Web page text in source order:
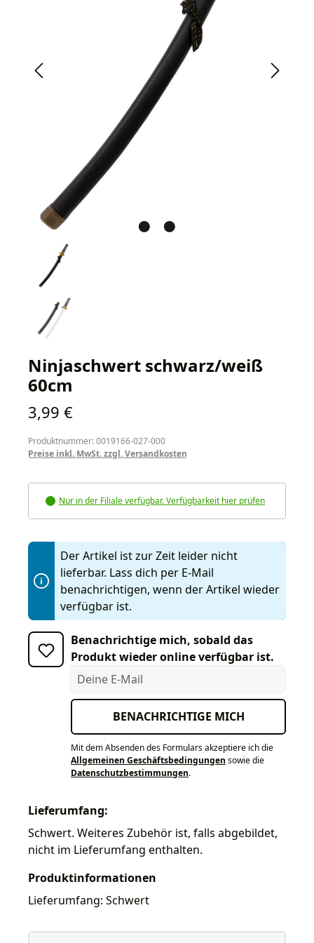
Ninjaschwert schwarz/weiß
60cm
Regulärer Preis:
3,99 €
Produktnummer: 0019166-027-000
Preise inkl. MwSt. zzgl. Versandkosten
Nur in der Filiale verfügbar. Verfügbarkeit hier prüfen
Der Artikel ist zur Zeit leider nicht
lieferbar. Lass dich per E-Mail
benachrichtigen, wenn der Artikel wieder
verfügbar ist.
Benachrichtige mich, sobald das
Produkt wieder online verfügbar ist.
Deine E-Mail
BENACHRICHTIGE MICH
Mit dem Absenden des Formulars akzeptiere ich die
Allgemeinen Geschäftsbedingungen sowie die
Datenschutzbestimmungen.
Lieferumfang:
Schwert. Weiteres Zubehör ist, falls abgebildet,
nicht im Lieferumfang enthalten.
Produktinformationen
Lieferumfang: Schwert